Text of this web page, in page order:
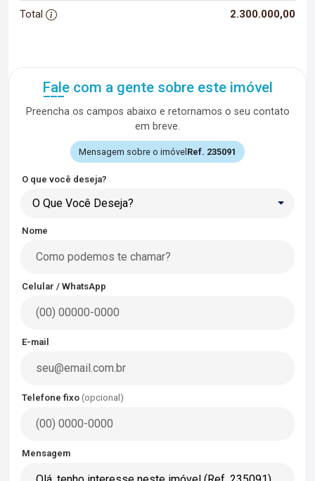
Total 2.300.000,00
Fale com a gente sobre este imóvel
Preencha os campos abaixo e retornamos o seu contato
em breve.
Mensagem sobre o imóvel Ref. 235091
O que você deseja?
O Que Você Deseja?
Nome
Celular / WhatsApp
E-mail
Telefone fixo (opcional)
Mensagem